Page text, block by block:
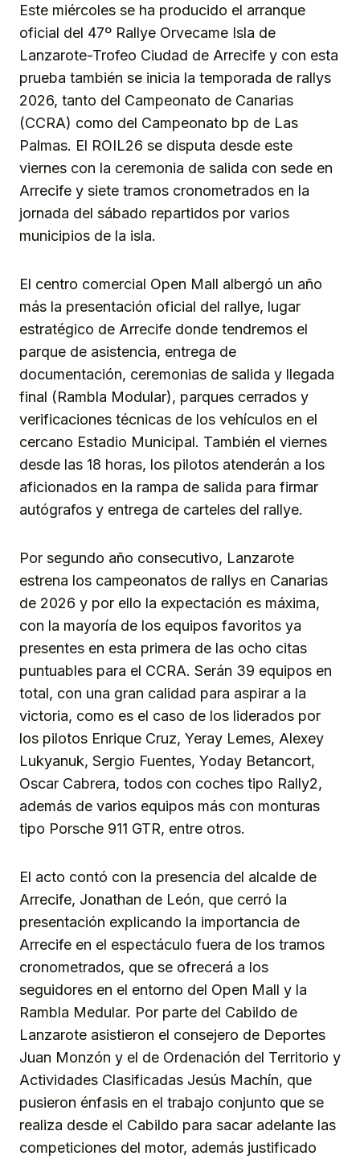
Este miércoles se ha producido el arranque
oficial del 47º Rallye Orvecame Isla de
Lanzarote-Trofeo Ciudad de Arrecife y con esta
prueba también se inicia la temporada de rallys
2026, tanto del Campeonato de Canarias
(CCRA) como del Campeonato bp de Las
Palmas. El ROIL26 se disputa desde este
viernes con la ceremonia de salida con sede en
Arrecife y siete tramos cronometrados en la
jornada del sábado repartidos por varios
municipios de la isla.
El centro comercial Open Mall albergó un año
más la presentación oficial del rallye, lugar
estratégico de Arrecife donde tendremos el
parque de asistencia, entrega de
documentación, ceremonias de salida y llegada
final (Rambla Modular), parques cerrados y
verificaciones técnicas de los vehículos en el
cercano Estadio Municipal. También el viernes
desde las 18 horas, los pilotos atenderán a los
aficionados en la rampa de salida para firmar
autógrafos y entrega de carteles del rallye.
Por segundo año consecutivo, Lanzarote
estrena los campeonatos de rallys en Canarias
de 2026 y por ello la expectación es máxima,
con la mayoría de los equipos favoritos ya
presentes en esta primera de las ocho citas
puntuables para el CCRA. Serán 39 equipos en
total, con una gran calidad para aspirar a la
victoria, como es el caso de los liderados por
los pilotos Enrique Cruz, Yeray Lemes, Alexey
Lukyanuk, Sergio Fuentes, Yoday Betancort,
Oscar Cabrera, todos con coches tipo Rally2,
además de varios equipos más con monturas
tipo Porsche 911 GTR, entre otros.
El acto contó con la presencia del alcalde de
Arrecife, Jonathan de León, que cerró la
presentación explicando la importancia de
Arrecife en el espectáculo fuera de los tramos
cronometrados, que se ofrecerá a los
seguidores en el entorno del Open Mall y la
Rambla Medular. Por parte del Cabildo de
Lanzarote asistieron el consejero de Deportes
Juan Monzón y el de Ordenación del Territorio y
Actividades Clasificadas Jesús Machín, que
pusieron énfasis en el trabajo conjunto que se
realiza desde el Cabildo para sacar adelante las
competiciones del motor, además justificado